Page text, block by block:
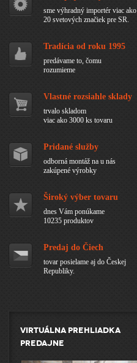
sme výhradný importér viac ako
20 svetových značiek pre SR.
Tradícia od roku 1995
predávame to, čomu
rozumieme
Vlastné rozsiahle sklady
trvalo skladom
viac ako 3000 ks tovaru
Pridané služby
odborná montáž na u nás
zakúpené výrobky
Široký výber tovaru
dnes Vám ponúkame
10235 produktov
Predaj do Čiech
tovar posielame aj do Českej
Republiky.
Virtuálna prehliadka
predajne